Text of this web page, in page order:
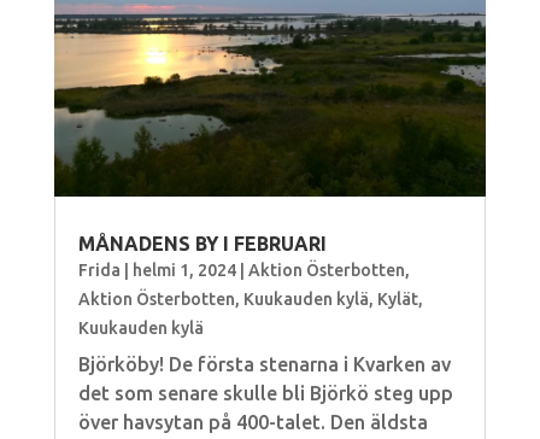
MÅNADENS BY I FEBRUARI
Frida helmi 1, 2024| Aktion Österbotten,
Aktion Österbotten, Kuukauden kylä, Kylät,
Kuukauden kylä
Björköby! De första stenarna i Kvarken av
det som senare skulle bli Björkö steg upp
över havsytan på 400-talet. Den äldsta